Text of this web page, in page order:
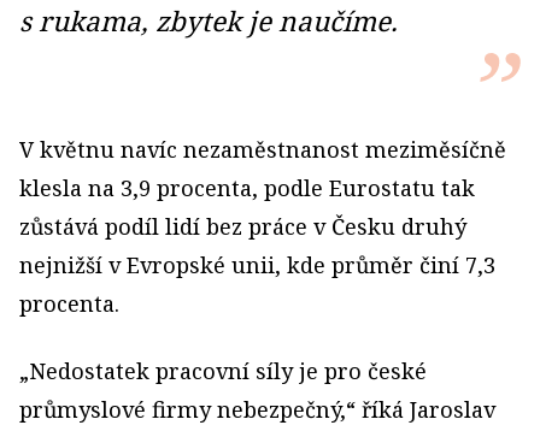
s rukama, zbytek je naučíme.
V květnu navíc nezaměstnanost meziměsíčně
klesla na 3,9 procenta, podle Eurostatu tak
zůstává podíl lidí bez práce v Česku druhý
nejnižší v Evropské unii, kde průměr činí 7,3
procenta.
„Nedostatek pracovní síly je pro české
průmyslové firmy nebezpečný,“ říká Jaroslav